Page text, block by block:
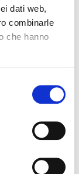
dati web,
combinarle
che hanno